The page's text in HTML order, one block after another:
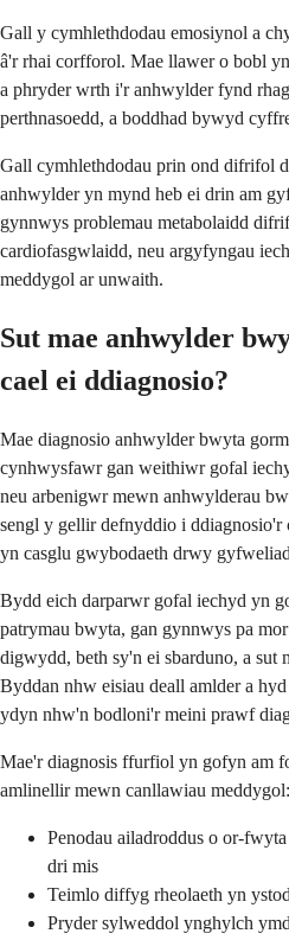
Gall y cymhlethdodau emosiynol a
â'r rhai corfforol. Mae llawer o bobl
a phryder wrth i'r anhwylder fynd
perthnasoedd, a boddhad bywyd
Gall cymhlethdodau prin ond difrifol
anhwylder yn mynd heb ei drin am
gynnwys problemau metabolaidd
cardiofasgwlaidd, neu argyfyngau
meddygol ar unwaith.
Sut mae anhwylder
cael ei ddiagnosio?
Mae diagnosio anhwylder bwyta
cynhwysfawr gan weithiwr gofal
neu arbenigwr mewn anhwylderau
sengl y gellir defnyddio i
yn casglu gwybodaeth drwy
Bydd eich darparwr gofal iechyd yn
patrymau bwyta, gan gynnwys pa
digwydd, beth sy'n ei sbarduno, a sut
Byddan nhw eisiau deall amlder a
ydyn nhw'n bodloni'r meini prawf
Mae'r diagnosis ffurfiol yn gofyn am
amlinellir mewn canllawiau meddygol:
Penodau ailadroddus o or-
dri mis
Teimlo diffyg rheolaeth yn
Pryder sylweddol ynghylch